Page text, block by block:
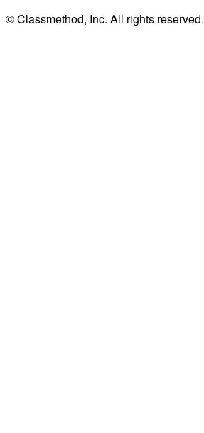
© Classmethod, Inc. All rights reserved.